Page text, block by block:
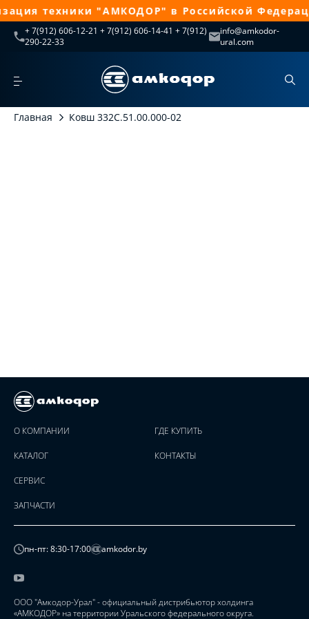
техники "АМКОДОР" в Российской
+ 7(912) 606-12-21 + 7(912) 606-14-41 + 7(912)
290-22-33
info@amkodor-
ural.com
Главная Ковш 332С.51.00.000-02
О КОМПАНИИ
КАТАЛОГ
СЕРВИС
ЗАПЧАСТИ
ГДЕ КУПИТЬ
КОНТАКТЫ
пн-пт: 8:30-17:00 amkodor.by
ООО "Амкодор-Урал" - официальный дистрибьютор холдинга
«АМКОДОР» на территории Уральского федерального округа.